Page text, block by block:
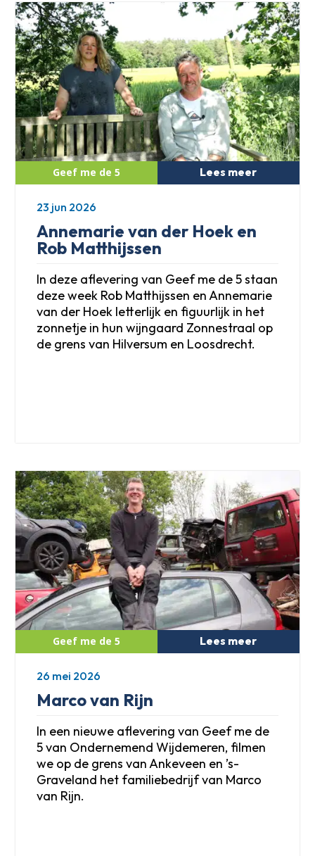
Annemarie van der Hoek en
Rob Matthijssen
In deze aflevering van Geef me de 5 staan
deze week Rob Matthijssen en Annemarie
van der Hoek letterlijk en figuurlijk in het
zonnetje in hun wijngaard Zonnestraal op
de grens van Hilversum en Loosdrecht.
Lees meer
23 jun 2026
Marco van Rijn
In een nieuwe aflevering van Geef me de
5 van Ondernemend Wijdemeren, filmen
we op de grens van Ankeveen en ’s-
Graveland het familiebedrijf van Marco
van Rijn.
Lees meer
26 mei 2026